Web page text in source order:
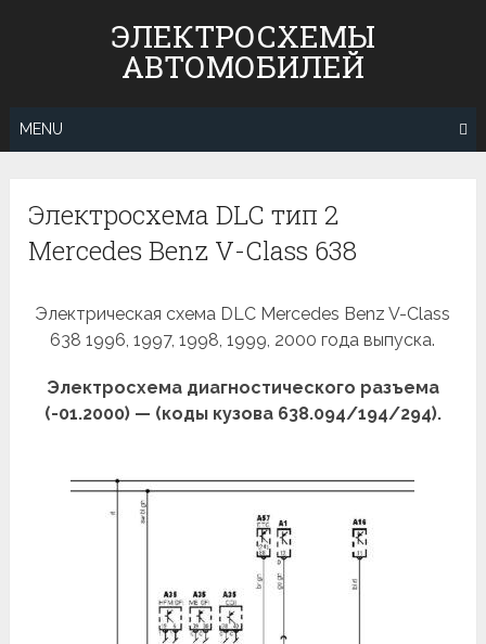
ЭЛЕКТРОСХЕМЫ
АВТОМОБИЛЕЙ
MENU
Электросхема DLC тип 2
Mercedes Benz V-Class 638
Электрическая схема DLC Mercedes Benz V-Class
638 1996, 1997, 1998, 1999, 2000 года выпуска.
Электросхема диагностического разъема
(-01.2000) — (коды кузова 638.094/194/294).